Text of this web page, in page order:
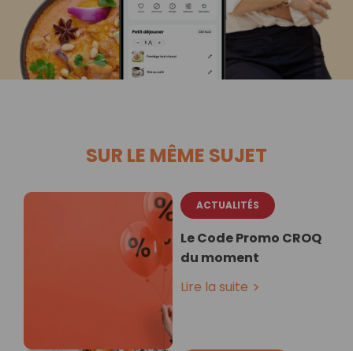
SUR LE MÊME SUJET
ACTUALITÉS
Le Code Promo CROQ
du moment
Lire la suite